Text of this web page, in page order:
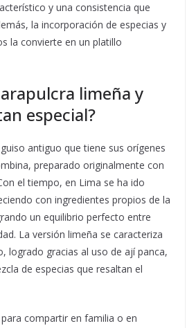
y una consistencia que
la incorporación de especias y
la convierte en un platillo
limeña y
especial?
antiguo que tiene sus orígenes
preparado originalmente con
el tiempo, en Lima se ha ido
con ingredientes propios de la
un equilibrio perfecto entre
La versión limeña se caracteriza
logrado gracias al uso de ají panca,
de especias que resaltan el
compartir en familia o en